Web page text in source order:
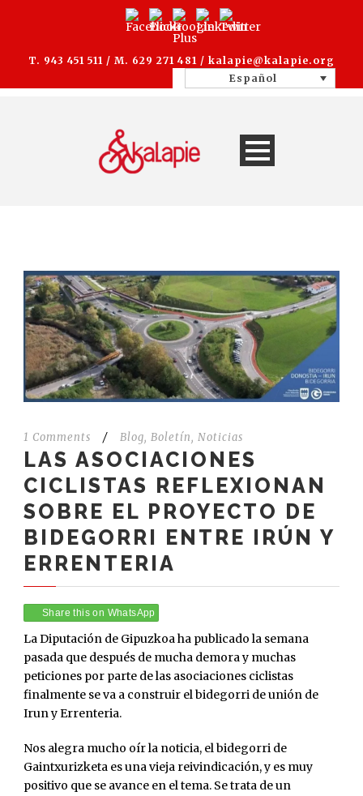
T. 943 451 511 / M. 629 271 481 / kalapie@kalapie.org
Español
1 Comments / Blog, Boletín, Noticias
LAS ASOCIACIONES
CICLISTAS REFLEXIONAN
SOBRE EL PROYECTO DE
BIDEGORRI ENTRE IRÚN Y
ERRENTERIA
Share this on WhatsApp
La Diputación de Gipuzkoa ha publicado la semana
pasada que después de mucha demora y muchas
peticiones por parte de las asociaciones ciclistas
finalmente se va a construir el bidegorri de unión de
Irun y Errenteria.
Nos alegra mucho oír la noticia, el bidegorri de
Gaintxurizketa es una vieja reivindicación, y es muy
positivo que se avance en el tema. Se trata de un